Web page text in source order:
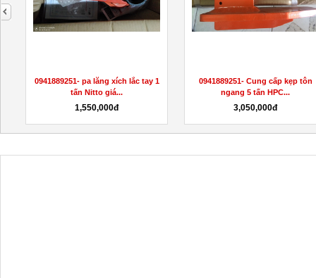
0941889251- pa lăng xích lắc tay 1
tấn Nitto giá...
1,550,000đ
0941889251- Cung cấp kẹp tôn
ngang 5 tấn HPC...
3,050,000đ
next